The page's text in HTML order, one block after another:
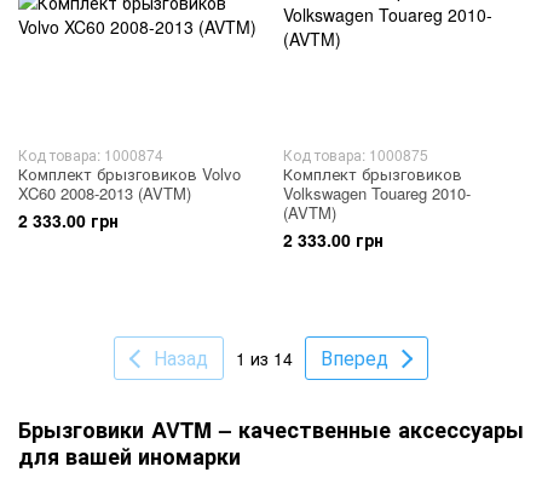
Код товара: 1000874
Комплект брызговиков Volvo
XC60 2008-2013 (AVTM)
2 333.00 грн
Код товара: 1000875
Комплект брызговиков
Volkswagen Touareg 2010-
(AVTM)
2 333.00 грн
Назад 1 из 14 Вперед
Брызговики AVTM – качественные аксессуары
для вашей иномарки